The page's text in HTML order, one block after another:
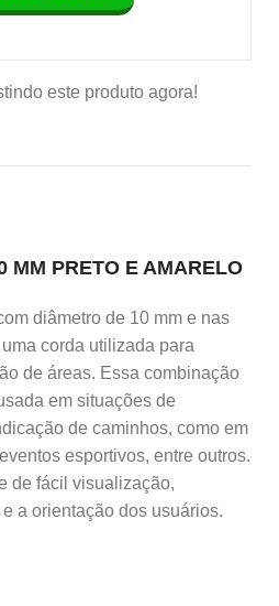
este produto agora!
MM PRETO E AMARELO
diâmetro de 10 mm e nas
corda utilizada para
de áreas. Essa combinação
em situações de
de caminhos, como em
esportivos, entre outros.
de fácil visualização,
a orientação dos usuários.